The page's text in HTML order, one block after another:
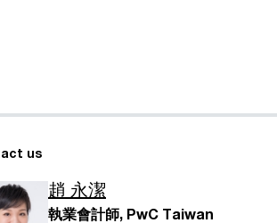
us
趙 永潔
執業會計師, PwC Taiwan